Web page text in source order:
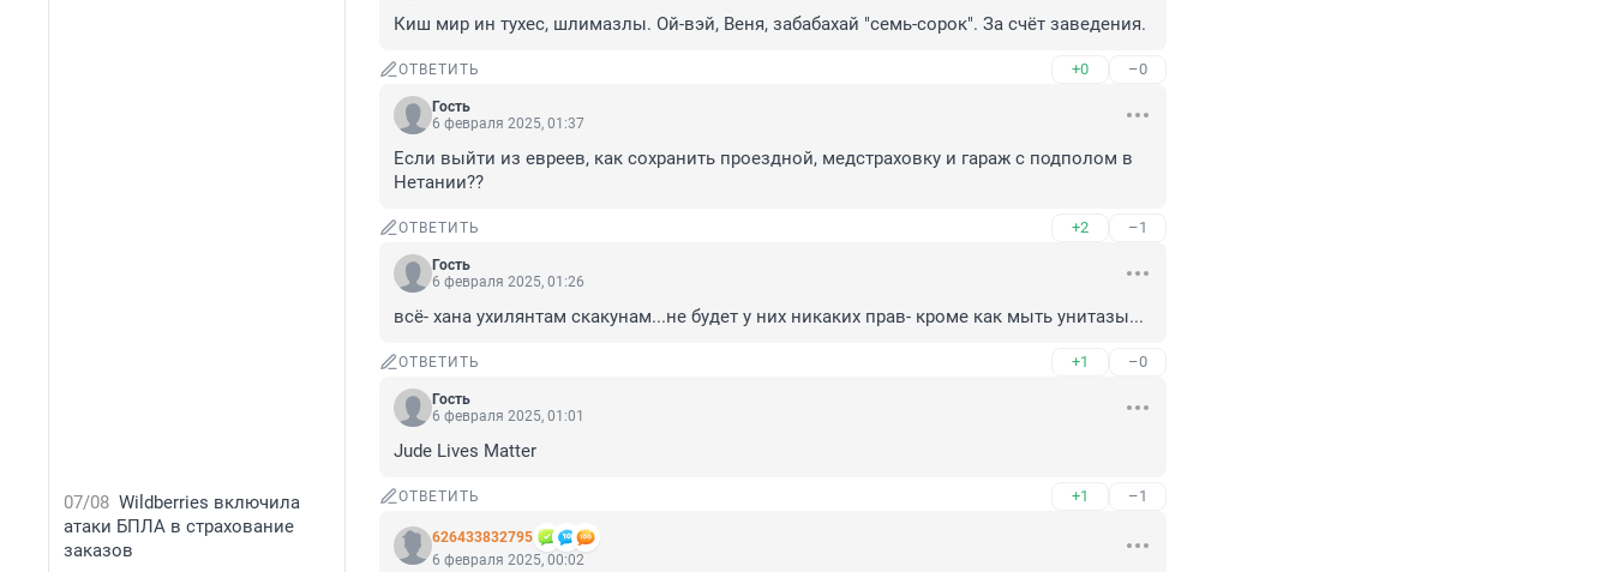
07/08 Wildberries включила
атаки БПЛА в страхование
заказов
Киш мир ин тухес, шлимазлы. Ой-вэй, Веня, забабахай "семь-сорок". За счёт заведения.
ОТВЕТИТЬ +0 –0
Гость
6 февраля 2025, 01:37
Если выйти из евреев, как сохранить проездной, медстраховку и гараж с подполом в
Нетании??
ОТВЕТИТЬ +2 –1
Гость
6 февраля 2025, 01:26
всё- хана ухилянтам скакунам...не будет у них никаких прав- кроме как мыть унитазы...
ОТВЕТИТЬ +1 –0
Гость
6 февраля 2025, 01:01
Jude Lives Matter
ОТВЕТИТЬ +1 –1
626433832795
6 февраля 2025, 00:02